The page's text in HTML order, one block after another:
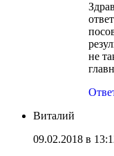
не
Виталий
09.02.2018 в